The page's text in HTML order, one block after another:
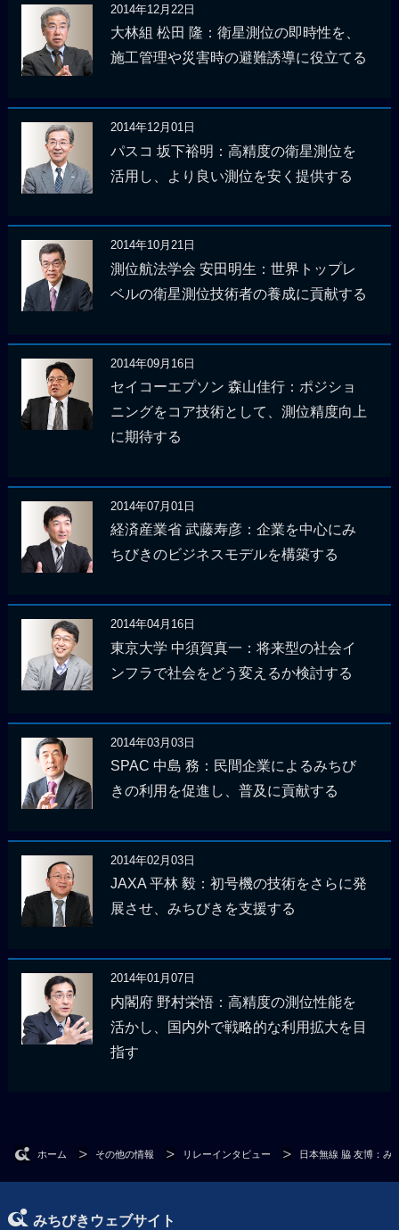
2014年12月22日
大林組 松田 隆：衛星測位の即時性を、
施工管理や災害時の避難誘導に役立てる
2014年12月01日
パスコ 坂下裕明：高精度の衛星測位を
活用し、より良い測位を安く提供する
2014年10月21日
測位航法学会 安田明生：世界トップレ
ベルの衛星測位技術者の養成に貢献する
2014年09月16日
セイコーエプソン 森山佳行：ポジショ
ニングをコア技術として、測位精度向上
に期待する
2014年07月01日
経済産業省 武藤寿彦：企業を中心にみ
ちびきのビジネスモデルを構築する
2014年04月16日
東京大学 中須賀真一：将来型の社会イ
ンフラで社会をどう変えるか検討する
2014年03月03日
SPAC 中島 務：民間企業によるみちび
きの利用を促進し、普及に貢献する
2014年02月03日
JAXA 平林 毅：初号機の技術をさらに発
展させ、みちびきを支援する
2014年01月07日
内閣府 野村栄悟：高精度の測位性能を
活かし、国内外で戦略的な利用拡大を目
指す
ホーム その他の情報 リレーインタビュー 日本無線 脇 友博：み
みちびきウェブサイト